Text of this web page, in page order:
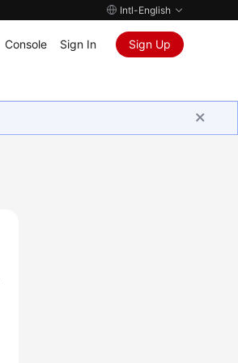
Intl-English
Console Sign In Sign Up